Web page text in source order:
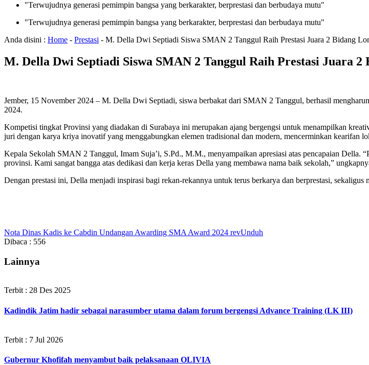
"Terwujudnya generasi pemimpin bangsa yang berkarakter, berprestasi dan berbudaya mutu"
"Terwujudnya generasi pemimpin bangsa yang berkarakter, berprestasi dan berbudaya mutu"
Anda disini : Home - Prestasi - M. Della Dwi Septiadi Siswa SMAN 2 Tanggul Raih Prestasi Juara 2 Bidang
M. Della Dwi Septiadi Siswa SMAN 2 Tanggul Raih Prestasi Juara
Jember, 15 November 2024 – M. Della Dwi Septiadi, siswa berbakat dari SMAN 2 Tanggul, berhasil
2024.
Kompetisi tingkat Provinsi yang diadakan di Surabaya ini merupakan ajang bergengsi untuk menampilkan
juri dengan karya kriya inovatif yang menggabungkan elemen tradisional dan modern, mencerminkan kearifan
Kepala Sekolah SMAN 2 Tanggul, Imam Suja’i, S.Pd., M.M., menyampaikan apresiasi atas pencapaian
provinsi. Kami sangat bangga atas dedikasi dan kerja keras Della yang membawa nama baik sekolah,”
Dengan prestasi ini, Della menjadi inspirasi bagi rekan-rekannya untuk terus berkarya dan berprestasi,
Nota Dinas Kadis ke Cabdin Undangan Awarding SMA Award 2024 revUnduh
Dibaca : 556
Lainnya
Terbit : 28 Des 2025
Kadindik Jatim hadir sebagai narasumber utama dalam forum bergengsi Advance Training (LK III)
Terbit : 7 Jul 2026
Gubernur Khofifah menyambut baik pelaksanaan OLIVIA